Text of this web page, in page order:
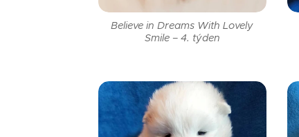
Believe in Dreams With Lovely
Smile – 4. týden